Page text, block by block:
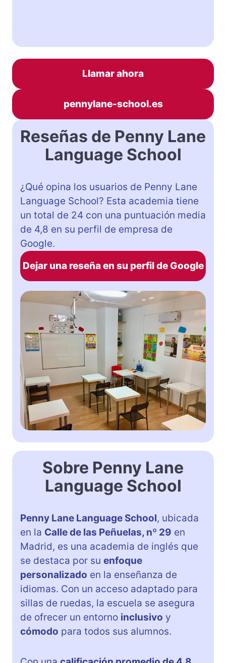
Llamar ahora
pennylane-school.es
Reseñas de Penny Lane
Language School
¿Qué opina los usuarios de Penny Lane
Language School? Esta academia tiene
un total de 24 con una puntuación media
de 4,8 en su perfil de empresa de
Google.
Dejar una reseña en su perfil de Google
Sobre Penny Lane
Language School
Penny Lane Language School, ubicada
en la Calle de las Peñuelas, nº 29 en
Madrid, es una academia de inglés que
se destaca por su enfoque
personalizado en la enseñanza de
idiomas. Con un acceso adaptado para
sillas de ruedas, la escuela se asegura
de ofrecer un entorno inclusivo y
cómodo para todos sus alumnos.